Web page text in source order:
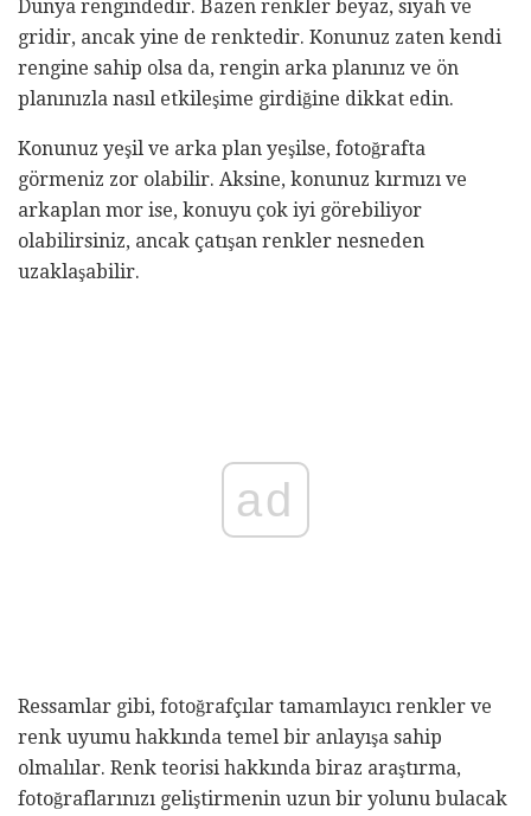
Dünya rengindedir. Bazen renkler beyaz, siyah ve
gridir, ancak yine de renktedir. Konunuz zaten kendi
rengine sahip olsa da, rengin arka planınız ve ön
planınızla nasıl etkileşime girdiğine dikkat edin.
Konunuz yeşil ve arka plan yeşilse, fotoğrafta
görmeniz zor olabilir. Aksine, konunuz kırmızı ve
arkaplan mor ise, konuyu çok iyi görebiliyor
olabilirsiniz, ancak çatışan renkler nesneden
uzaklaşabilir.
ad
Ressamlar gibi, fotoğrafçılar tamamlayıcı renkler ve
renk uyumu hakkında temel bir anlayışa sahip
olmalılar. Renk teorisi hakkında biraz araştırma,
fotoğraflarınızı geliştirmenin uzun bir yolunu bulacak